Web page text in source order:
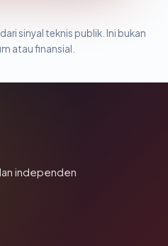
sinyal teknis publik. Ini bukan
atau finansial.
independen